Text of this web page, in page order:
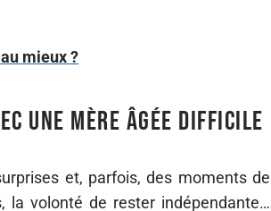
mieux ?
une mère âgée difficile
et, parfois, des moments de
la volonté de rester indépendante…